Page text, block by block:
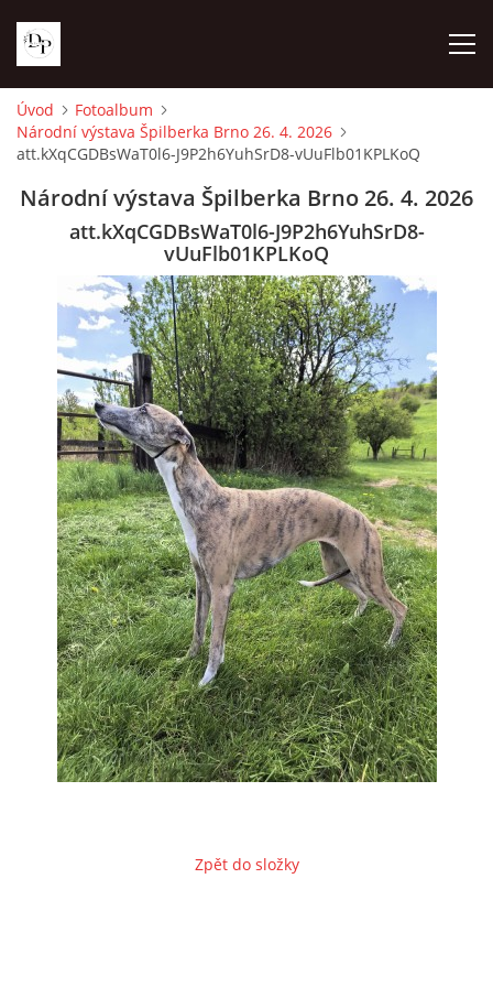
ÚVOD
NOVINKY
VRHY
FOTOALBUM
KONTAKTY
© 2026 eStránky.cz
Úvod
Fotoalbum
Národní výstava Špilberka Brno 26. 4. 2026
att.kXqCGDBsWaT0l6-J9P2h6YuhSrD8-vUuFlb01KPLKoQ
Národní výstava Špilberka Brno 26. 4. 2026
att.kXqCGDBsWaT0l6-J9P2h6YuhSrD8-
vUuFlb01KPLKoQ
Zpět do složky